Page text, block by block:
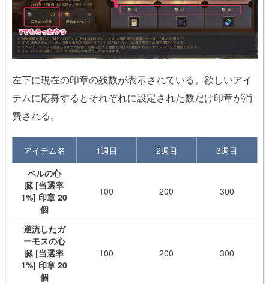
左下に現在の印章の残数が表示されている。欲しいアイ
テムに応募するとそれぞれに設定された数だけ印章が消
費される。
アイテム名 1週目 2週目
3週目
ベルの心
臓 [当選率
1%] 印章 20
個
100 200 300
逆流したガ
ーモスの心
臓 [当選率
1%] 印章 20
個
100 200 300